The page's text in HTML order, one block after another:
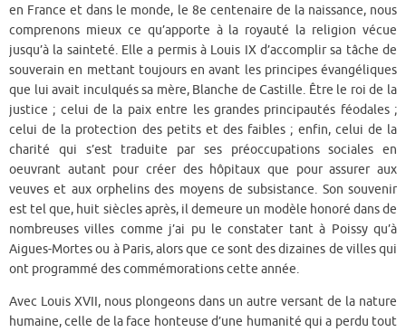
en France et dans le monde, le 8e centenaire de la naissance, nous
comprenons mieux ce qu’apporte à la royauté la religion vécue
jusqu’à la sainteté. Elle a permis à Louis IX d’accomplir sa tâche de
souverain en mettant toujours en avant les principes évangéliques
que lui avait inculqués sa mère, Blanche de Castille. Être le roi de la
justice ; celui de la paix entre les grandes principautés féodales ;
celui de la protection des petits et des faibles ; enfin, celui de la
charité qui s’est traduite par ses préoccupations sociales en
oeuvrant autant pour créer des hôpitaux que pour assurer aux
veuves et aux orphelins des moyens de subsistance. Son souvenir
est tel que, huit siècles après, il demeure un modèle honoré dans de
nombreuses villes comme j’ai pu le constater tant à Poissy qu’à
Aigues-Mortes ou à Paris, alors que ce sont des dizaines de villes qui
ont programmé des commémorations cette année.
Avec Louis XVII, nous plongeons dans un autre versant de la nature
humaine, celle de la face honteuse d’une humanité qui a perdu tout